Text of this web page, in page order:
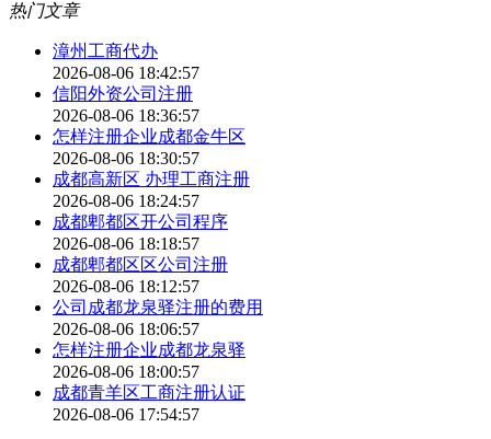
热门文章
漳州工商代办
2026-08-06 18:42:57
信阳外资公司注册
2026-08-06 18:36:57
怎样注册企业成都金牛区
2026-08-06 18:30:57
成都高新区 办理工商注册
2026-08-06 18:24:57
成都郫都区开公司程序
2026-08-06 18:18:57
成都郫都区区公司注册
2026-08-06 18:12:57
公司成都龙泉驿注册的费用
2026-08-06 18:06:57
怎样注册企业成都龙泉驿
2026-08-06 18:00:57
成都青羊区工商注册认证
2026-08-06 17:54:57